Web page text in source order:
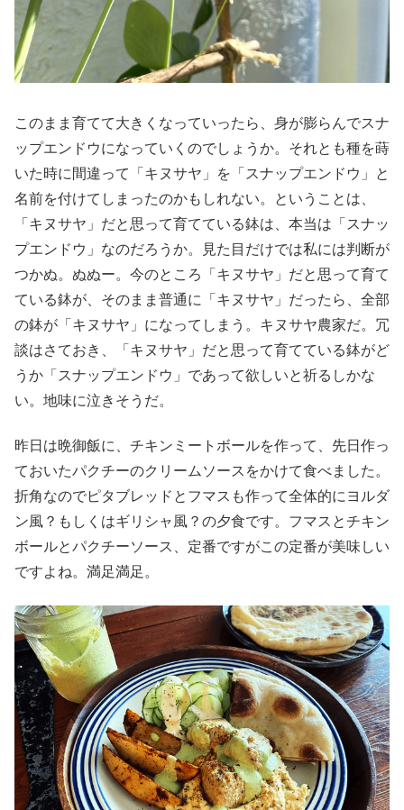
このまま育てて大きくなっていったら、身が膨らんでスナ
ップエンドウになっていくのでしょうか。それとも種を蒔
いた時に間違って「キヌサヤ」を「スナップエンドウ」と
名前を付けてしまったのかもしれない。ということは、
「キヌサヤ」だと思って育てている鉢は、本当は「スナッ
プエンドウ」なのだろうか。見た目だけでは私には判断が
つかぬ。ぬぬー。今のところ「キヌサヤ」だと思って育て
ている鉢が、そのまま普通に「キヌサヤ」だったら、全部
の鉢が「キヌサヤ」になってしまう。キヌサヤ農家だ。冗
談はさておき、「キヌサヤ」だと思って育てている鉢がど
うか「スナップエンドウ」であって欲しいと祈るしかな
い。地味に泣きそうだ。
昨日は晩御飯に、チキンミートボールを作って、先日作っ
ておいたパクチーのクリームソースをかけて食べました。
折角なのでピタブレッドとフマスも作って全体的にヨルダ
ン風？もしくはギリシャ風？の夕食です。フマスとチキン
ボールとパクチーソース、定番ですがこの定番が美味しい
ですよね。満足満足。